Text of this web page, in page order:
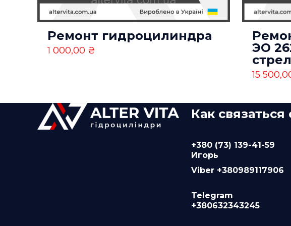
Имя*
этом браузере для
Ремонт гидроцилиндра
1 000,00 ₴
ЭО
15
Как связаться
+380 (73) 139-41-59
Игорь
Viber +380989117906
Telegram
+380632343245